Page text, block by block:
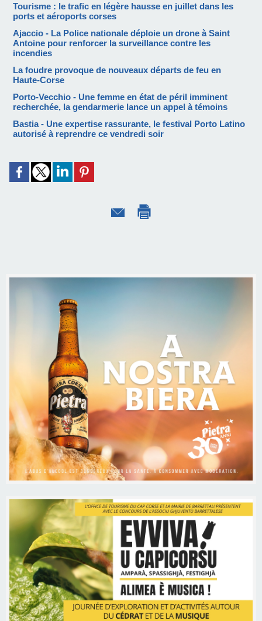
Tourisme : le trafic en légère hausse en juillet dans les
ports et aéroports corses
Ajaccio - La Police nationale déploie un drone à Saint
Antoine pour renforcer la surveillance contre les
incendies
La foudre provoque de nouveaux départs de feu en
Haute-Corse
Porto-Vecchio - Une femme en état de péril imminent
recherchée, la gendarmerie lance un appel à témoins
Bastia - Une expertise rassurante, le festival Porto Latino
autorisé à reprendre ce vendredi soir